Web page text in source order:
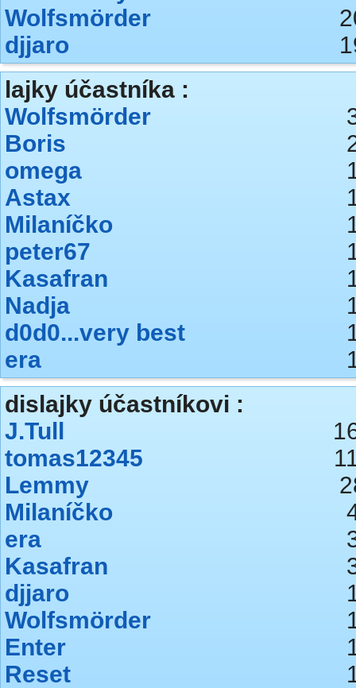
Wolfsmörder
djjaro
lajky účastníka :
Wolfsmörder
Boris
omega
Astax
Milaníčko
peter67
Kasafran
Nadja
d0d0...very best
era
dislajky účastníkovi :
J.Tull
tomas12345
Lemmy
Milaníčko
era
Kasafran
djjaro
Wolfsmörder
Enter
Reset